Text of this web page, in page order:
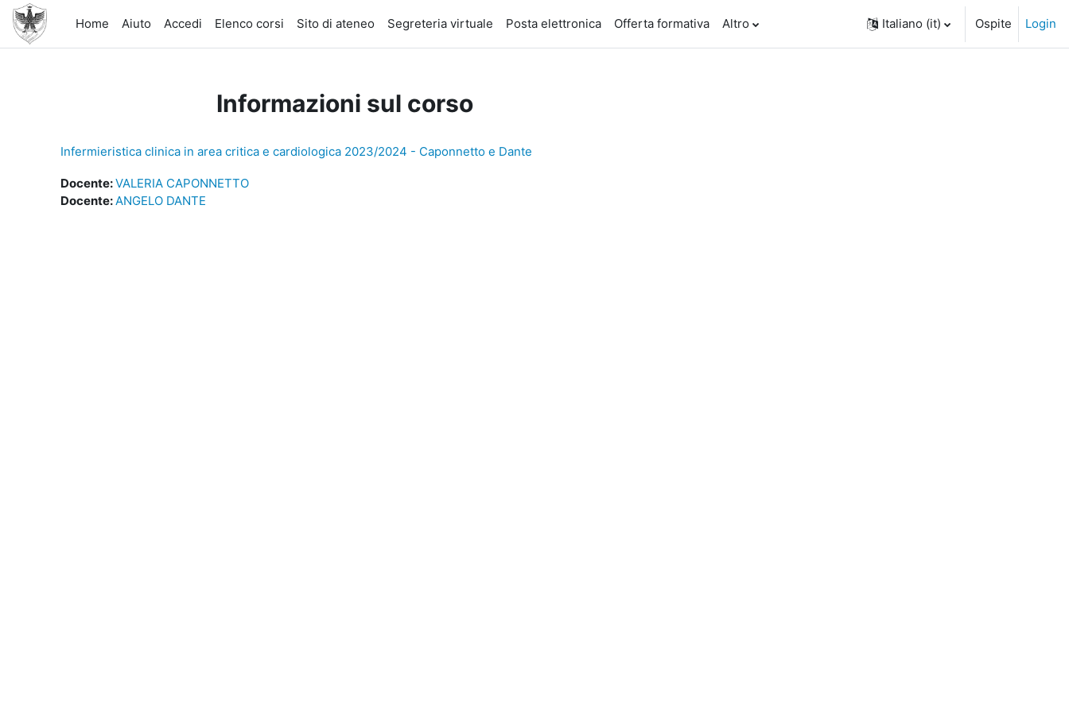
Vai al contenuto principale
Home
Aiuto Accedi Elenco corsi Sito di ateneo Segreteria virtuale Posta elettronica Offerta formativa Altro Italiano ‎(it)‎ Ospite Login
Informazioni sul corso
Infermieristica clinica in area critica e cardiologica 2023/2024 - Caponnetto e Dante
Docente:VALERIA CAPONNETTO
Docente:ANGELO DANTE